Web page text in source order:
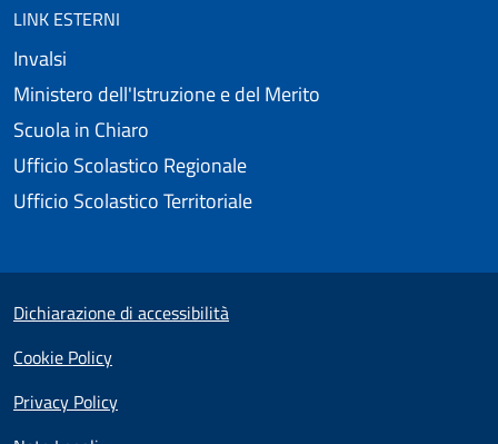
LINK ESTERNI
Invalsi
Ministero dell'Istruzione e del Merito
Scuola in Chiaro
Ufficio Scolastico Regionale
Ufficio Scolastico Territoriale
Small prints
Useful links section
Dichiarazione di accessibilità
Cookie Policy
Privacy Policy